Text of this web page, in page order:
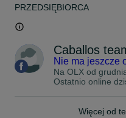
PRZEDSIĘBIORCA
Caballos
Nie ma jeszcze
Na OLX od
Ostatnio online
Więcej od